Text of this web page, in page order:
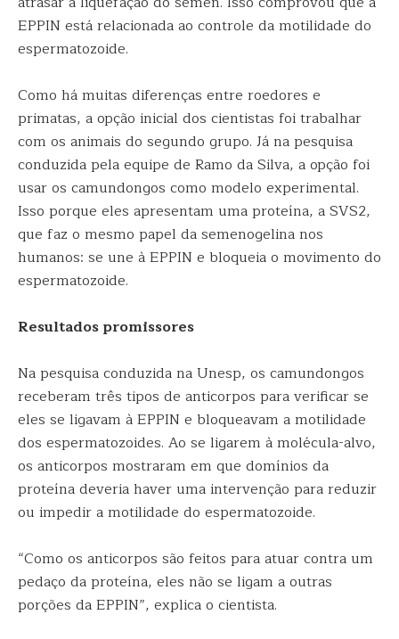
EPPIN está relacionada ao controle da motilidade do
espermatozoide.
Como há muitas diferenças entre roedores e
primatas, a opção inicial dos cientistas foi trabalhar
com os animais do segundo grupo. Já na pesquisa
conduzida pela equipe de Ramo da Silva, a opção foi
usar os camundongos como modelo experimental.
Isso porque eles apresentam uma proteína, a SVS2,
que faz o mesmo papel da semenogelina nos
humanos: se une à EPPIN e bloqueia o movimento do
espermatozoide.
Resultados promissores
Na pesquisa conduzida na Unesp, os camundongos
receberam três tipos de anticorpos para verificar se
eles se ligavam à EPPIN e bloqueavam a motilidade
dos espermatozoides. Ao se ligarem à molécula-alvo,
os anticorpos mostraram em que domínios da
proteína deveria haver uma intervenção para reduzir
ou impedir a motilidade do espermatozoide.
“Como os anticorpos são feitos para atuar contra um
pedaço da proteína, eles não se ligam a outras
porções da EPPIN”, explica o cientista.